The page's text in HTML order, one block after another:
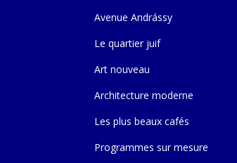
Avenue Andrássy
Le quartier juif
Art nouveau
Architecture moderne
Les plus beaux cafés
Programmes sur mesure